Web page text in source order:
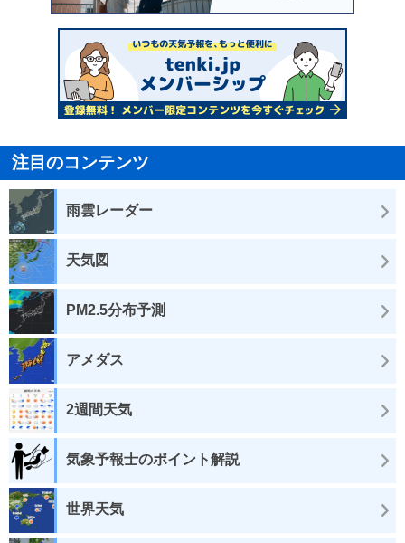
注目のコンテンツ
雨雲レーダー
天気図
PM2.5分布予測
アメダス
2週間天気
気象予報士のポイント解説
世界天気